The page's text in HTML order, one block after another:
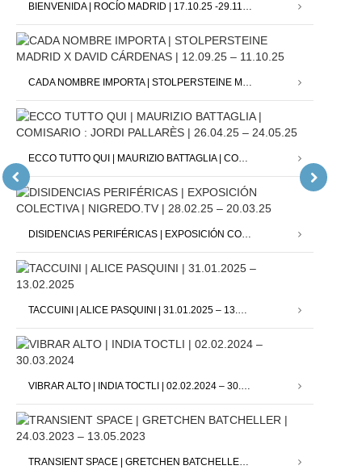
BIENVENIDA | ROCÍO MADRID | 17.10.25 -29.11.25
CADA NOMBRE IMPORTA | STOLPERSTEINE MADRID X DAVID CÁRDENAS | 12.09.25 – 11.10.25
ECCO TUTTO QUI | MAURIZIO BATTAGLIA | COMISARIO : JORDI PALLARÈS | 26.04.25 – 24.05.25
DISIDENCIAS PERIFÉRICAS | EXPOSICIÓN COLECTIVA | NIGREDO.TV | 28.02.25 – 20.03.25
TACCUINI | ALICE PASQUINI | 31.01.2025 – 13.02.2025
VIBRAR ALTO | INDIA TOCTLI | 02.02.2024 – 30.03.2024
TRANSIENT SPACE | GRETCHEN BATCHELLER | 24.03.2023 – 13.05.2023